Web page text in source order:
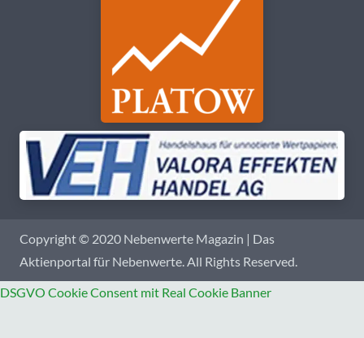
Copyright © 2020 Nebenwerte Magazin | Das
Aktienportal für Nebenwerte. All Rights Reserved.
DSGVO Cookie Consent mit Real Cookie Banner